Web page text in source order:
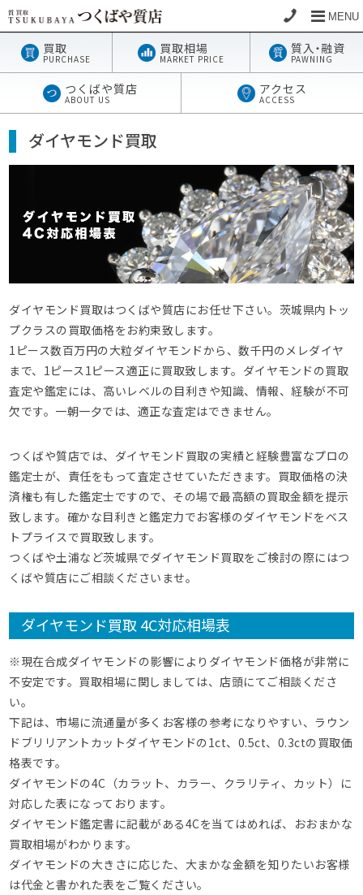
MENU
買取
PURCHASE
買取相場
MARKET PRICE
質入・融資
PAWNING
つくばや質店
ABOUT US
アクセス
ACCESS
ダイヤモンド買取
ダイヤモンド買取はつくばや質店にお任せ下さい。茨城県内トッ
プクラスの買取価格をお約束致します。
1ピース数百万円の大粒ダイヤモンドから、数千円のメレダイヤ
まで、1ピース1ピース適正に買取致します。ダイヤモンドの買取
査定や鑑定には、高いレベルの目利きや知識、情報、経験が不可
欠です。一朝一夕では、適正な査定はできません。
つくばや質店では、ダイヤモンド買取の実績と経験豊富なプロの
鑑定士が、責任をもって査定させていただきます。買取価格の決
済権も有した鑑定士ですので、その場で最高額の買取金額を提示
致します。確かな目利きと鑑定力でお客様のダイヤモンドをベス
トプライスで買取致します。
つくばや土浦など茨城県でダイヤモンド買取をご検討の際にはつ
くばや質店にご相談くださいませ。
ダイヤモンド買取 4C対応相場表
※現在合成ダイヤモンドの影響によりダイヤモンド価格が非常に
不安定です。買取相場に関しましては、店頭にてご相談くださ
い。
下記は、市場に流通量が多くお客様の参考になりやすい、ラウン
ドブリリアントカットダイヤモンドの1ct、0.5ct、0.3ctの買取価
格表です。
ダイヤモンドの4C（カラット、カラー、クラリティ、カット）に
対応した表になっております。
ダイヤモンド鑑定書に記載がある4Cを当てはめれば、おおまかな
買取相場がわかります。
ダイヤモンドの大きさに応じた、大まかな金額を知りたいお客様
は代金と書かれた表をご覧ください。